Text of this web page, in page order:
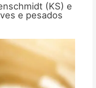
(KS) e
e pesados